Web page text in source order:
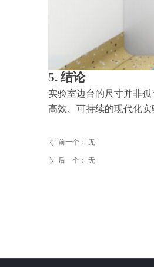
5. 结论
实验室边台的尺寸并非
高效、可持续的现代化
ꄴ 前一个： 无
ꄲ 后一个： 无